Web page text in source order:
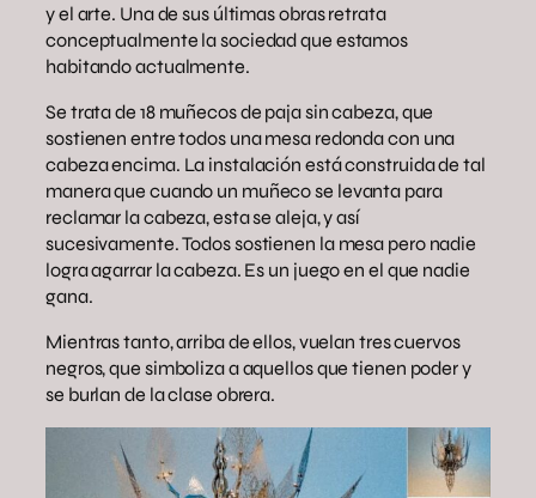
y el arte. Una de sus últimas obras retrata
conceptualmente la sociedad que estamos
habitando actualmente.
Se trata de 18 muñecos de paja sin cabeza, que
sostienen entre todos una mesa redonda con una
cabeza encima. La instalación está construida de tal
manera que cuando un muñeco se levanta para
reclamar la cabeza, esta se aleja, y así
sucesivamente. Todos sostienen la mesa pero nadie
logra agarrar la cabeza. Es un juego en el que nadie
gana.
Mientras tanto, arriba de ellos, vuelan tres cuervos
negros, que simboliza a aquellos que tienen poder y
se burlan de la clase obrera.